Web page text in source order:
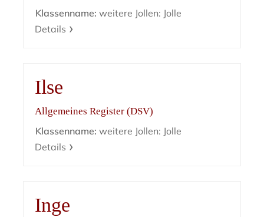
Klassenname: weitere Jollen: Jolle
Details
Ilse
Allgemeines Register (DSV)
Klassenname: weitere Jollen: Jolle
Details
Inge